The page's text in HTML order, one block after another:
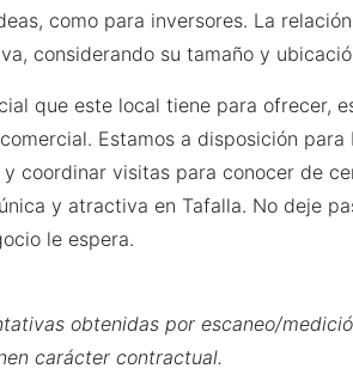
como para inversores. La
considerando su tamaño y
que este local tiene para ofrecer,
Estamos a disposición
coordinar visitas para conocer de
y atractiva en Tafalla. No deje
le espera.
obtenidas por escaneo/
carácter contractual.